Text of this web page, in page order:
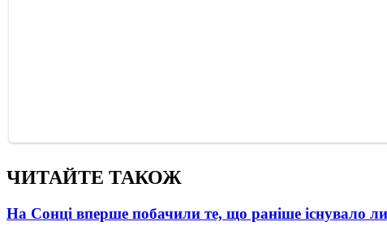
ЧИТАЙТЕ ТАКОЖ
На Сонці вперше побачили те, що раніше існувало